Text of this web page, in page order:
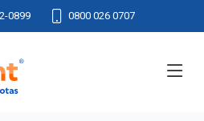
0899 0800 026 0707